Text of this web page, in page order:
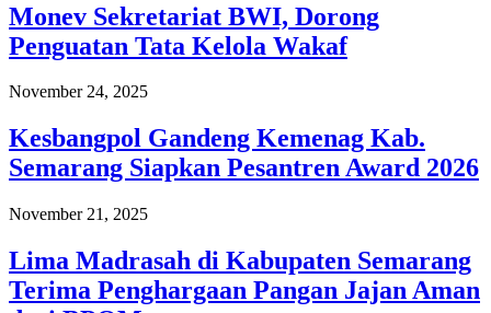
Monev Sekretariat BWI, Dorong
Penguatan Tata Kelola Wakaf
November 24, 2025
Kesbangpol Gandeng Kemenag Kab.
Semarang Siapkan Pesantren Award 2026
November 21, 2025
Lima Madrasah di Kabupaten Semarang
Terima Penghargaan Pangan Jajan Aman